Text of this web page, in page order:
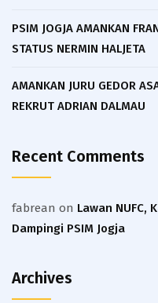
PSIM JOGJA AMANKAN
STATUS NERMIN HALJETA
AMANKAN JURU GEDOR
REKRUT ADRIAN DALMAU
Recent Comments
fabrean on Lawan NUFC,
Dampingi PSIM Jogja
Archives